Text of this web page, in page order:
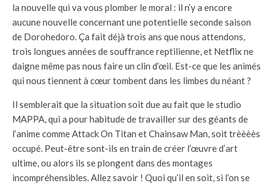
la nouvelle qui va vous plomber le moral : il n’y a encore
aucune nouvelle concernant une potentielle seconde saison
de Dorohedoro. Ça fait déjà trois ans que nous attendons,
trois longues années de souffrance reptilienne, et Netflix ne
daigne même pas nous faire un clin d’œil. Est-ce que les animés
qui nous tiennent à cœur tombent dans les limbes du néant ?
Il semblerait que la situation soit due au fait que le studio
MAPPA, qui a pour habitude de travailler sur des géants de
l’anime comme Attack On Titan et Chainsaw Man, soit trèèèès
occupé. Peut-être sont-ils en train de créer l’œuvre d’art
ultime, ou alors ils se plongent dans des montages
incompréhensibles. Allez savoir ! Quoi qu’il en soit, si l’on se